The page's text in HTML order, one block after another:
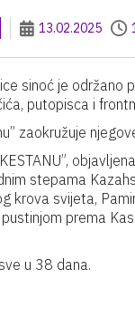
13.02.2025
sinoć je
putopisca i
zaokružuje
stepama
krova svijeta,
prema
u 38 dana.